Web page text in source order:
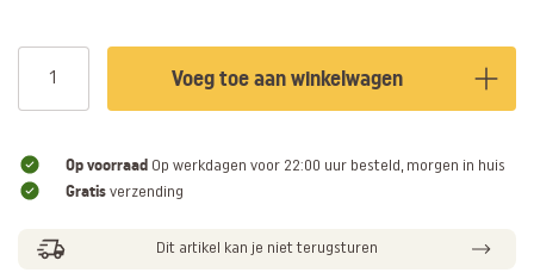
Voeg toe aan winkelwagen
Op voorraad Op werkdagen voor 22:00 uur besteld, morgen in huis
Gratis verzending
Dit artikel kan je niet terugsturen